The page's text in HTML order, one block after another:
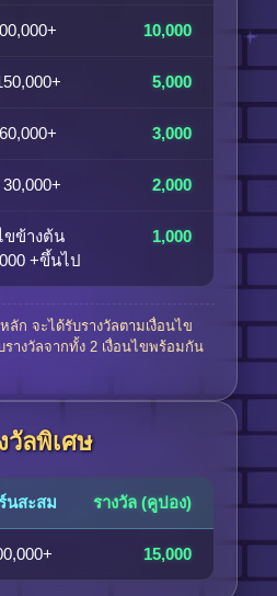
10,000
5,000
60,000+ 3,000
30,000+ 2,000
ขข้างต้น
+ขึ้นไป
1,000
ลัก จะได้รับรางวัลตามเงื่อนไข
างวัลจากทั้ง 2 เงื่อนไขพร้อมกัน
วัลพิเศษ
นสะสม รางวัล (คูปอง)
15,000